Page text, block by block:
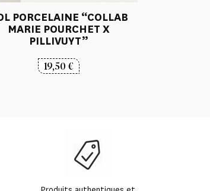
PORCELAINE “COLLAB
MARIE POURCHET X
PILLIVUYT”
19,50€